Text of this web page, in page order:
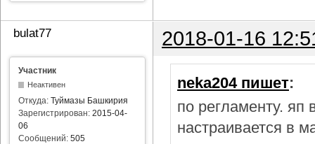
bulat77 2018-01-16
Участник
Неактивен
Откуда: Туймазы Башкирия
Зарегистрирован: 2015-04-
06
Сообщений: 505
neka204 пишет:
по регламенту.
настраивается в